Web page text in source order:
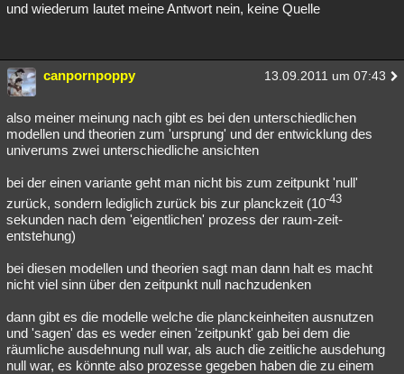
und wiederum lautet meine Antwort nein, keine Quelle
canpornpoppy 13.09.2011 um 07:43
also meiner meinung nach gibt es bei den unterschiedlichen
modellen und theorien zum 'ursprung' und der entwicklung des
univerums zwei unterschiedliche ansichten
bei der einen variante geht man nicht bis zum zeitpunkt 'null'
zurück, sondern lediglich zurück bis zur planckzeit (10-43
sekunden nach dem 'eigentlichen' prozess der raum-zeit-
entstehung)
bei diesen modellen und theorien sagt man dann halt es macht
nicht viel sinn über den zeitpunkt null nachzudenken
dann gibt es die modelle welche die planckeinheiten ausnutzen
und 'sagen' das es weder einen 'zeitpunkt' gab bei dem die
räumliche ausdehnung null war, als auch die zeitliche ausdehung
null war, es könnte also prozesse gegeben haben die zu einem